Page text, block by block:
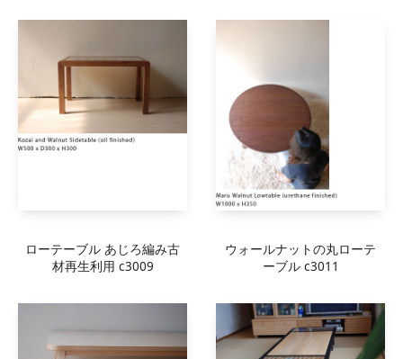
ローテーブル あじろ編み古
材再生利用 c3009
ウォールナットの丸ローテ
ーブル c3011